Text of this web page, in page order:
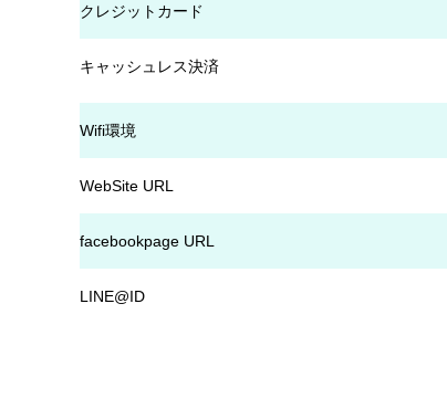
クレジットカード
キャッシュレス決済
Wifi環境
WebSite URL
facebookpage URL
LINE@ID